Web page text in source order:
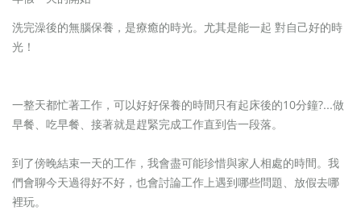
洗完澡後的無腦保養， 是療癒的時光。 尤其是能一起 對自己好的時
光！
一整天都忙著工作，可以好好保養的時間只有起床後的10分鐘?...做
早餐、吃早餐、接著就是趕緊完成工作直到告一段落。
到了傍晚結束一天的工作，我會盡可能珍惜與家人相處的時間。我
們會聊今天過得好不好，也會討論工作上遇到哪些問題、放假去哪
裡玩。